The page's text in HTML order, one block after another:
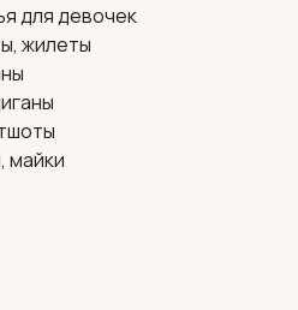
для девочек
жилеты
майки